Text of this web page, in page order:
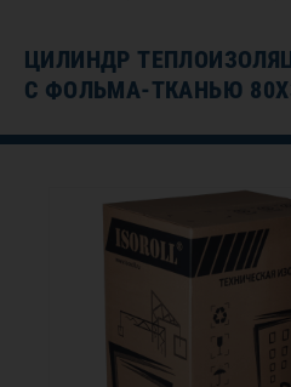
ЦИЛИНДР
С ФОЛЬМА-ТКАНЬЮ